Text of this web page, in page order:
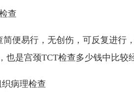
查
简便易行，无创伤，可反复进行
也是宫颈TCT检查多少钱中比较
病理检查